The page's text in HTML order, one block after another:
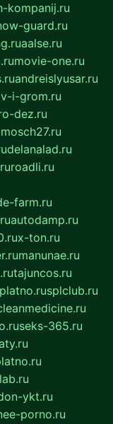
kompanij.ru
guard.ru
aalse.ru
movie-one.ru
andreislyusar.ru
i-grom.ru
dez.ru
delanalad.ru
roadli.ru
farm.ru
autodamp.ru
x-ton.ru
manunae.ru
tajuncos.ru
splclub.ru
seks-365.ru
ykt.ru
porno.ru